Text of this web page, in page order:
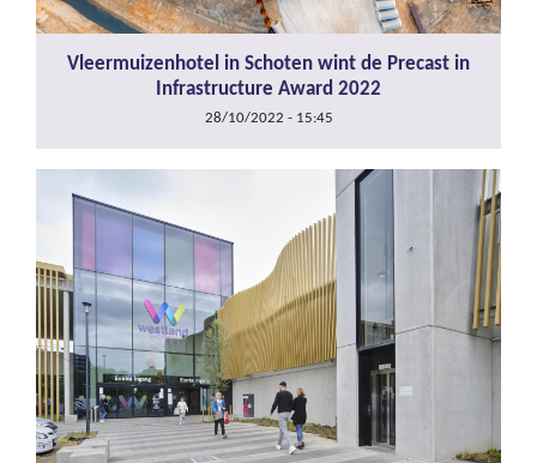
Vleermuizenhotel in Schoten wint de Precast in
Infrastructure Award 2022
28/10/2022 - 15:45